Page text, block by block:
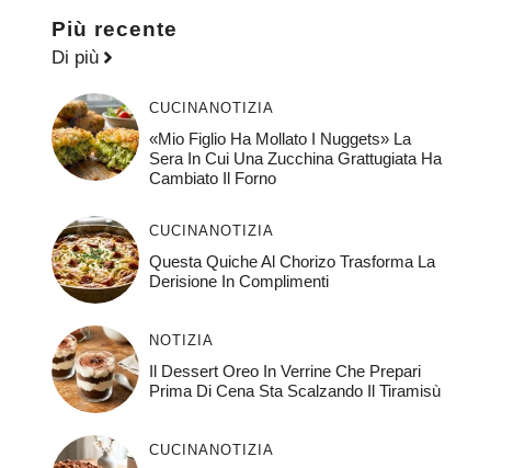
Più recente
Di più
CUCINANOTIZIA
«Mio Figlio Ha Mollato I Nuggets» La
Sera In Cui Una Zucchina Grattugiata Ha
Cambiato Il Forno
CUCINANOTIZIA
Questa Quiche Al Chorizo ​​trasforma La
Derisione In Complimenti
NOTIZIA
Il Dessert Oreo In Verrine Che Prepari
Prima Di Cena Sta Scalzando Il Tiramisù
CUCINANOTIZIA